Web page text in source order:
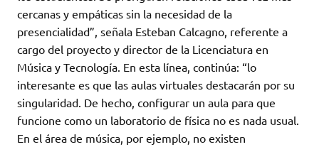
cercanas y empáticas sin la necesidad de la
presencialidad”, señala Esteban Calcagno, referente a
cargo del proyecto y director de la Licenciatura en
Música y Tecnología. En esta línea, continúa: “lo
interesante es que las aulas virtuales destacarán por su
singularidad. De hecho, configurar un aula para que
funcione como un laboratorio de física no es nada usual.
En el área de música, por ejemplo, no existen